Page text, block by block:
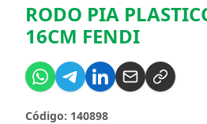
RODO PIA
16CM FENDI
Código: 140898